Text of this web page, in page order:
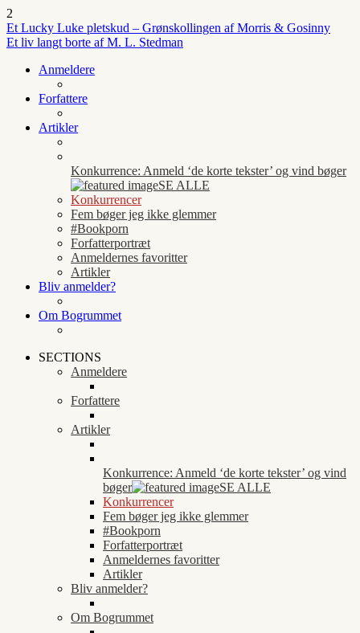
2
Et Lucky Luke pletskud – Grønskollingen af Morris & Gosinny
Et liv langt borte af M. L. Stedman
Anmeldere
Forfattere
Artikler
Konkurrence: Anmeld ‘de korte tekster’ og vind bøger
SE ALLE
Konkurrencer
Fem bøger jeg ikke glemmer
#Bookporn
Forfatterportræt
Anmeldernes favoritter
Artikler
Bliv anmelder?
Om Bogrummet
SECTIONS
Anmeldere
Forfattere
Artikler
Konkurrence: Anmeld ‘de korte tekster’ og vind
bøger
SE ALLE
Konkurrencer
Fem bøger jeg ikke glemmer
#Bookporn
Forfatterportræt
Anmeldernes favoritter
Artikler
Bliv anmelder?
Om Bogrummet